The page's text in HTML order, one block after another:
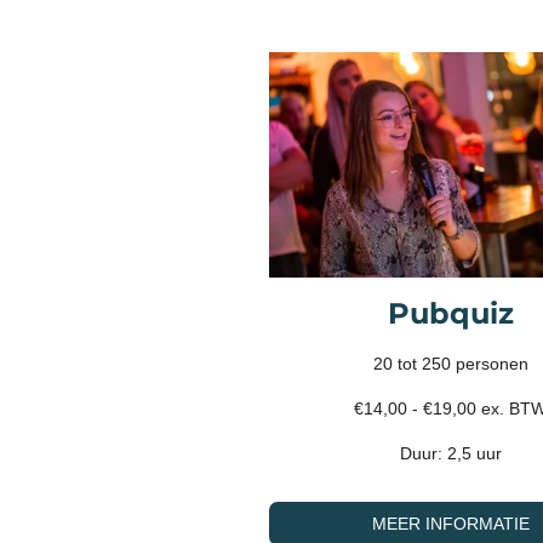
Pubquiz
20 tot 250 personen
€14,00 - €19,00 ex.
Duur: 2,5 uur
MEER INFORMATIE